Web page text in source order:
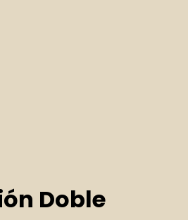
Doble